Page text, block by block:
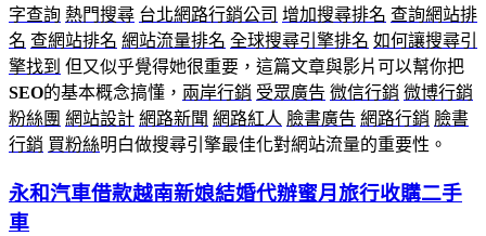
字查詢 熱門搜尋 台北網路行銷公司 增加搜尋排名 查詢網站排
名 查網站排名 網站流量排名 全球搜尋引擎排名 如何讓搜尋引
擎找到 但又似乎覺得她很重要，這篇文章與影片可以幫你把
SEO的基本概念搞懂， 兩岸行銷 受眾廣告 微信行銷 微博行銷
粉絲團 網站設計 網路新聞 網路紅人 臉書廣告 網路行銷 臉書
行銷 買粉絲明白做搜尋引擎最佳化對網站流量的重要性。
永和汽車借款越南新娘結婚代辦蜜月旅行收購二手
車